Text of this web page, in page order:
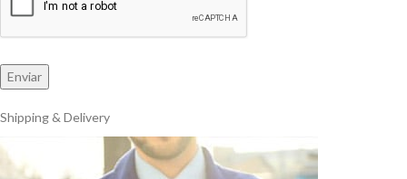
Shipping & Delivery